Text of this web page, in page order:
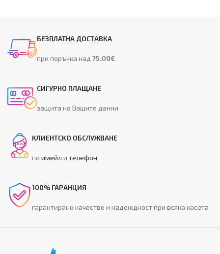
БЕЗПЛАТНА ДОСТАВКА
при поръчка над75.00€
СИГУРНО ПЛАЩАНЕ
защита на Вашите данни
КЛИЕНТСКО ОБСЛУЖВАНЕ
поимейл ителефон
100% ГАРАНЦИЯ
гарантирано качество и надеждност при всяка касета